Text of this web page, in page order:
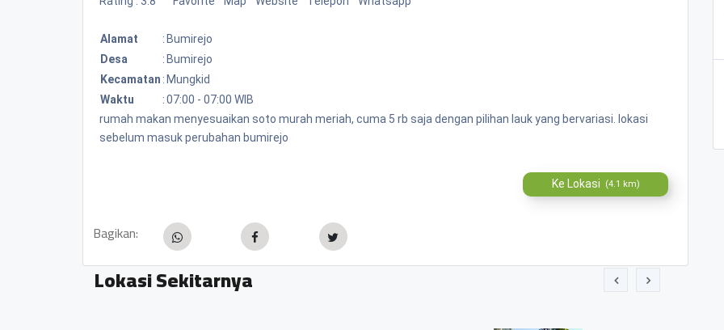
Alamat : Bumirejo
Desa
: Bumirejo
Kecamatan : Mungkid
Waktu
:07:00 - 07:00 WIB
rumah makan menyesuaikan soto murah meriah, cuma 5 rb saja dengan pilihan lauk yang bervariasi. lokasi
sebelum masuk perubahan bumirejo
Ke Lokasi (4.1 km)
Bagikan:
Lokasi Sekitarnya